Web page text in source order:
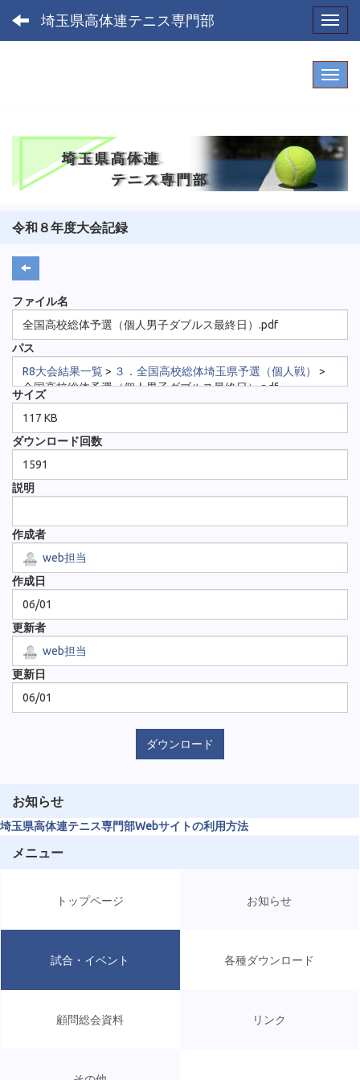
埼玉県高体連テニス専門部
令和８年度大会記録
ファイル名
全国高校総体予選（個人男子ダブルス最終日）.pdf
パス
R8大会結果一覧> ３．全国高校総体埼玉県予選（個人戦）
>
全国高校総体予選（個人男子ダブルス最終日）.pdf
サイズ
117 KB
ダウンロード回数
1591
説明
作成者
web担当
作成日
06/01
更新者
web担当
更新日
06/01
ダウンロード
お知らせ
埼玉県高体連テニス専門部Webサイトの利用方法
メニュー
トップページ お知らせ
試合・イベント 各種ダウンロード
顧問総会資料 リンク